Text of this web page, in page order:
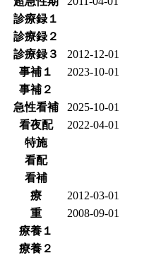
診療録１
診療録２
診療録３
2012-12-01
事補１
2023-10-01
事補２
急性看補
2025-10-01
看夜配
2022-04-01
特施
看配
看補
療
2012-03-01
重
2008-09-01
療養１
療養２